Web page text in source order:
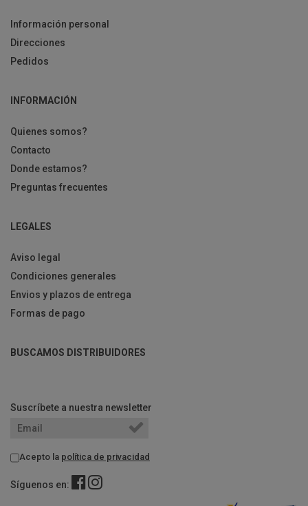
Información personal
Direcciones
Pedidos
INFORMACIÓN
Quienes somos?
Contacto
Donde estamos?
Preguntas frecuentes
LEGALES
Aviso legal
Condiciones generales
Envios y plazos de entrega
Formas de pago
BUSCAMOS DISTRIBUIDORES
Suscríbete a nuestra newsletter
Acepto la política de privacidad
Síguenos en: